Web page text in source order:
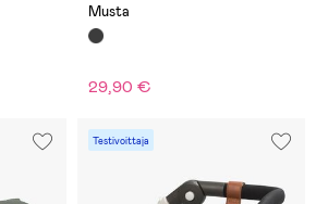
Musta
29,90 €
Testivoittaja